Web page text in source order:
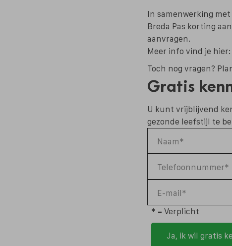
In samenwerking
Breda Pas korting
aanvragen.
Meer info vind je hier:
Toch nog vragen?
Gratis
U kunt vrijblijvend
gezonde leefstijl te
Naam*
Telefoonnummer*
E-mail*
* = Verplicht
Ja, ik wil gratis